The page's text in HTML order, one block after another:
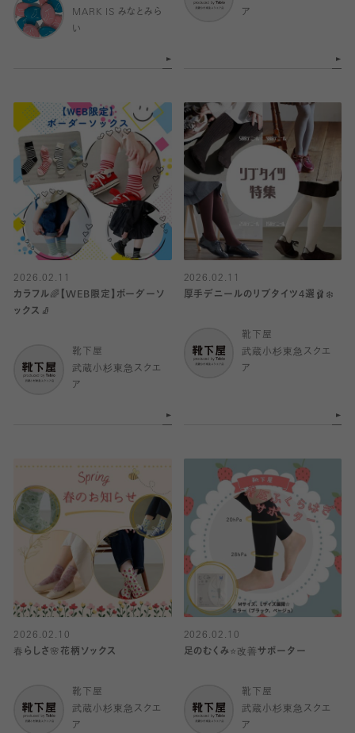
MARK IS みなとみら
い
ア
2026.02.11
カラフル🌈【WEB限定】ボーダーソ
ックス🧦
靴下屋
武蔵小杉東急スクエ
ア
2026.02.11
厚手デニールのリブタイツ4選🩰❄️
靴下屋
武蔵小杉東急スクエ
ア
2026.02.10
春らしさ🌸花柄ソックス
靴下屋
武蔵小杉東急スクエ
ア
2026.02.10
足のむくみ⭐️改善サポーター
靴下屋
武蔵小杉東急スクエ
ア